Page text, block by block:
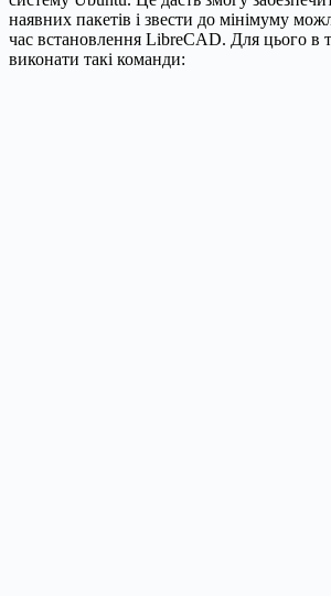
наявних пакетів і звести до мінімуму
час встановлення LibreCAD. Для цього в
виконати такі команди: